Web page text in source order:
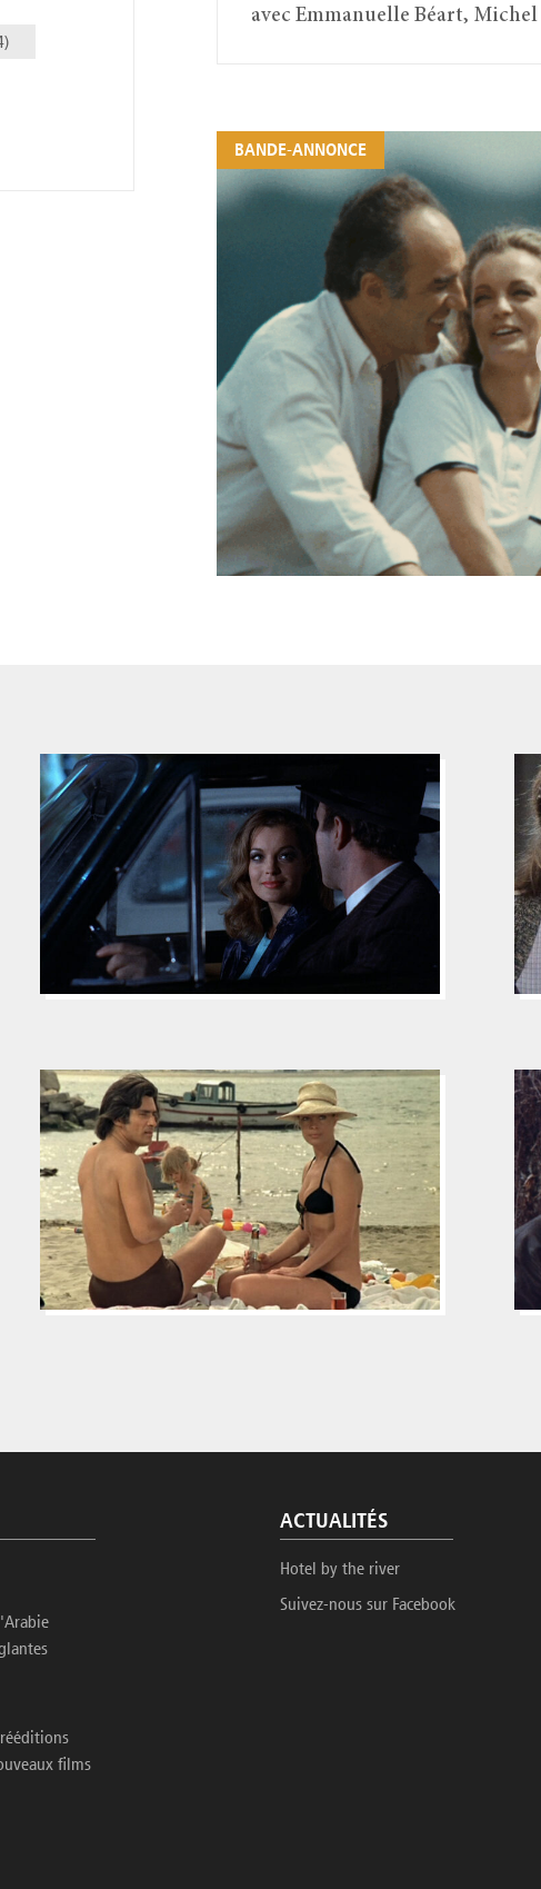
avec Emmanuelle Béart,
BANDE-ANNONCE
films
ACTUALITÉS
Hotel by the river
Suivez-nous sur Facebook